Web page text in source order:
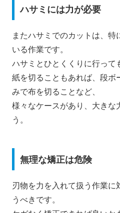
ハサミには力が必要
またハサミでのカットは、
いる作業です。
ハサミとひとくくりに行って
紙を切ることもあれば、段ボ
みで布を切ることなど、
様々なケースがあり、大きな
う。
無理な矯正は危険
刃物を力を入れて扱う作業
うべきです。